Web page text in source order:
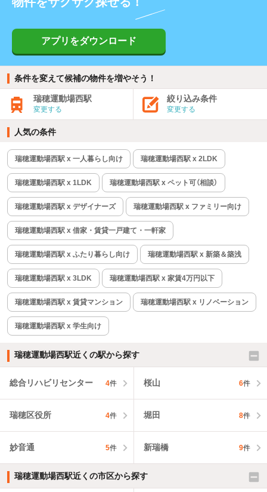
アプリをダウンロード
条件を変えて候補の物件を増やそう！
瑞穂運動場西駅
変更する
絞り込み条件
変更する
人気の条件
瑞穂運動場西駅 x 一人暮らし向け 瑞穂運動場西駅 x 2LDK
瑞穂運動場西駅 x 1LDK 瑞穂運動場西駅 x ペット可（相談）
瑞穂運動場西駅 x デザイナーズ 瑞穂運動場西駅 x ファミリー向け
瑞穂運動場西駅 x 借家・賃貸一戸建て・一軒家
瑞穂運動場西駅 x ふたり暮らし向け 瑞穂運動場西駅 x 新築＆築浅
瑞穂運動場西駅 x 3LDK 瑞穂運動場西駅 x 家賃4万円以下
瑞穂運動場西駅 x 賃貸マンション 瑞穂運動場西駅 x リノベーション
瑞穂運動場西駅 x 学生向け
瑞穂運動場西駅近くの駅から探す
総合リハビリセンター 4件 桜山 6件
瑞穂区役所 4件 堀田 8件
妙音通 5件 新瑞橋 9件
瑞穂運動場西駅近くの市区から探す